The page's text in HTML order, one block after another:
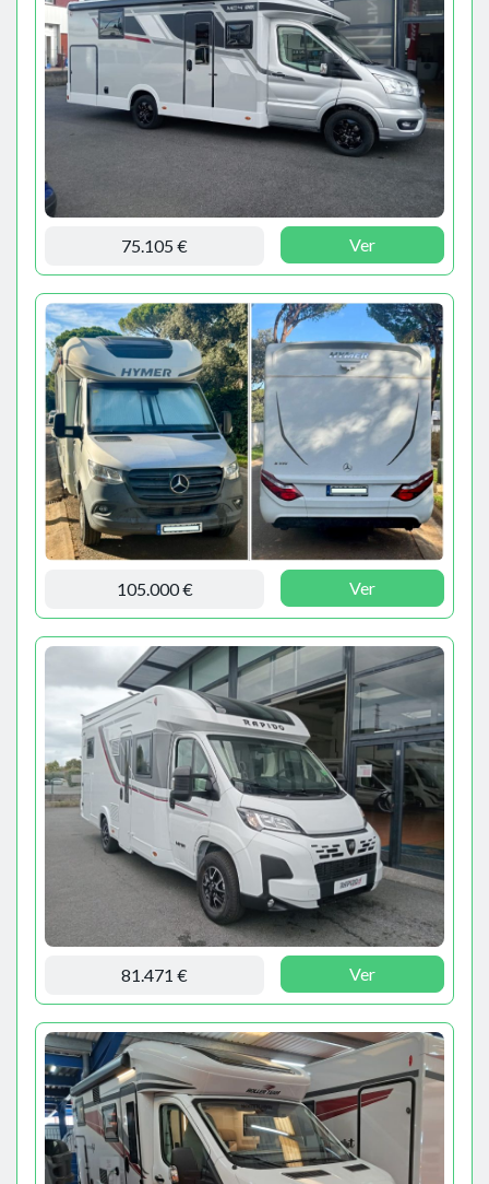
75.105 € Ver
105.000 € Ver
81.471 € Ver